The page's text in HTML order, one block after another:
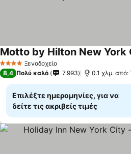
4 ΑστέριαΞενοδοχείο
Motto by Hilton New York
8,4 Πολύ καλό 7.993 0.1 χλμ. από:
Επιλέξτε ημερομηνίες, για να
δείτε τις ακριβείς τιμές